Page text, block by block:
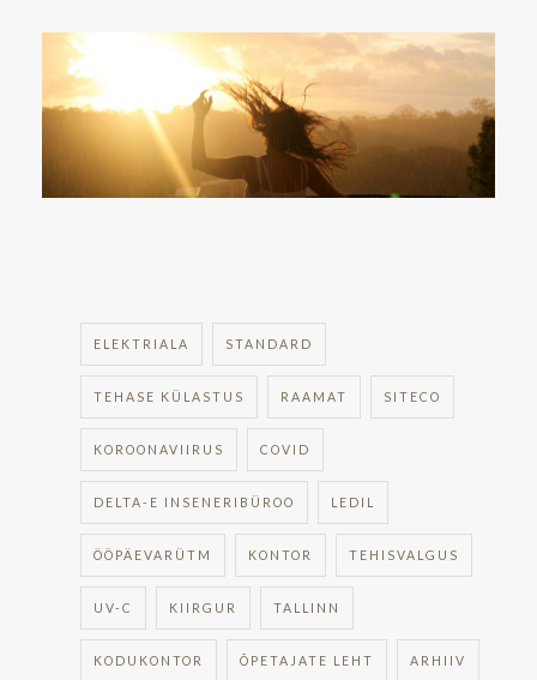
ELEKTRIALA STANDARD
TEHASE KÜLASTUS RAAMAT SITECO
KOROONAVIIRUS COVID
DELTA-E INSENERIBÜROO LEDIL
ÖÖPÄEVARÜTM KONTOR TEHISVALGUS
UV-C KIIRGUR TALLINN
KODUKONTOR ÕPETAJATE LEHT ARHIIV